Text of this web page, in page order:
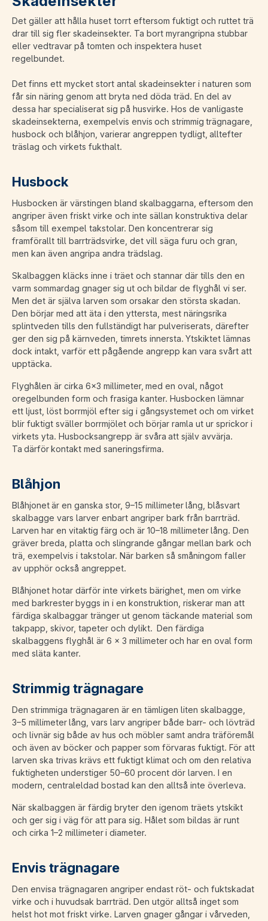
Det gäller att hålla huset torrt eftersom fuktigt och ruttet trä
drar till sig fler skadeinsekter. Ta bort myrangripna stubbar
eller vedtravar på tomten och inspektera huset
regelbundet.
Det finns ett mycket stort antal skadeinsekter i naturen som
får sin näring genom att bryta ned döda träd. En del av
dessa har specialiserat sig på husvirke. Hos de vanligaste
skadeinsekterna, exempelvis envis och strimmig trägnagare,
husbock och blåhjon, varierar angreppen tydligt, alltefter
träslag och virkets fukthalt.
Husbock
Husbocken är värstingen bland skalbaggarna, eftersom den
angriper även friskt virke och inte sällan konstruktiva delar
såsom till exempel takstolar. Den koncentrerar sig
framförallt till barrträdsvirke, det vill säga furu och gran,
men kan även angripa andra trädslag.
Skalbaggen kläcks inne i träet och stannar där tills den en
varm sommardag gnager sig ut och bildar de flyghål vi ser.
Men det är själva larven som orsakar den största skadan.
Den börjar med att äta i den yttersta, mest näringsrika
splintveden tills den fullständigt har pulveriserats, därefter
ger den sig på kärnveden, timrets innersta. Ytskiktet lämnas
dock intakt, varför ett pågående angrepp kan vara svårt att
upptäcka.
Flyghålen är cirka 6×3 millimeter, med en oval, något
oregelbunden form och frasiga kanter. Husbocken lämnar
ett ljust, löst borrmjöl efter sig i gångsystemet och om virket
blir fuktigt sväller borrmjölet och börjar ramla ut ur sprickor i
virkets yta. Husbocksangrepp är svåra att själv avvärja.
Ta därför kontakt med saneringsfirma.
Blåhjon
Blåhjonet är en ganska stor, 9–15 millimeter lång, blåsvart
skalbagge vars larver enbart angriper bark från barrträd.
Larven har en vitaktig färg och är 10–18 millimeter lång. Den
gräver breda, platta och slingrande gångar mellan bark och
trä, exempelvis i takstolar. När barken så småningom faller
av upphör också angreppet.
Blåhjonet hotar därför inte virkets bärighet, men om virke
med barkrester byggs in i en konstruktion, riskerar man att
färdiga skalbaggar tränger ut genom täckande material som
takpapp, skivor, tapeter och dylikt. Den färdiga
skalbaggens flyghål är 6 x 3 millimeter och har en oval form
med släta kanter.
Strimmig trägnagare
Den strimmiga trägnagaren är en tämligen liten skalbagge,
3–5 millimeter lång, vars larv angriper både barr- och lövträd
och livnär sig både av hus och möbler samt andra träföremål
och även av böcker och papper som förvaras fuktigt. För att
larven ska trivas krävs ett fuktigt klimat och om den relativa
fuktigheten understiger 50–60 procent dör larven. I en
modern, centraleldad bostad kan den alltså inte överleva.
När skalbaggen är färdig bryter den igenom träets ytskikt
och ger sig i väg för att para sig. Hålet som bildas är runt
och cirka 1–2 millimeter i diameter.
Envis trägnagare
Den envisa trägnagaren angriper endast röt- och fuktskadat
virke och i huvudsak barrträd. Den utgör alltså inget som
helst hot mot friskt virke. Larven gnager gångar i vårveden,